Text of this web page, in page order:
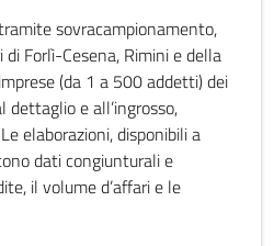
sovracampionamento,
Forlì-Cesena, Rimini e della
(da 1 a 500 addetti) dei
dettaglio e all’ingrosso,
elaborazioni, disponibili a
dati congiunturali e
il volume d’affari e le